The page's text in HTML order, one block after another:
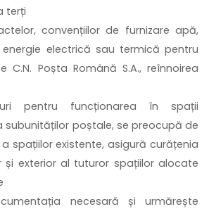
terți
convențiilor de furnizare apă,
electrică sau termică pentru
C.N. Poșta Română S.A., reînnoirea
pentru funcționarea în spații
subunităților poștale, se preocupă de
spațiilor existente, asigură curățenia
și exterior al tuturor spațiilor alocate
necesară și urmărește